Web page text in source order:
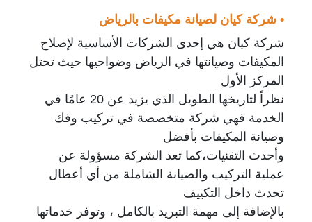
• شركة كيان لصيانة مكيفات بالرياض
شركة كيان هي إحدى الشركات الأساسية لإصلاح
المكيفات وصيانتها في الرياض وضواحيها حيث تحتل
المركز الأول
نظراً لتاريخها الطويل الذي يزيد عن 20 عامًا في
الخدمة فهي شركة متخصصة في تركيب وفك
وصيانة المكيفات بأفضل
وأحدث التقنيات،كما تعد الشركة مسؤولة عن
عملية التركيب والصيانة الشاملة من أي أعطال
تحدث داخل التكييف
بالإضافة إلى مهمة التبريد بالكامل ، وتوفر خدماتها